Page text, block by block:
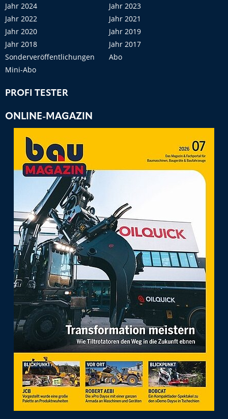
Jahr 2024
Jahr 2023
Jahr 2022
Jahr 2021
Jahr 2020
Jahr 2019
Jahr 2018
Jahr 2017
Sonderveröffentlichungen
Abo
Mini-Abo
PROFI TESTER
ONLINE-MAGAZIN